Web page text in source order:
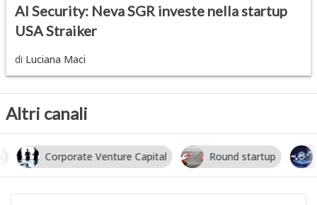
AI Security: Neva SGR investe nella startup
USA Straiker
di Luciana Maci
Altri canali
Corporate Venture Capital Round startup